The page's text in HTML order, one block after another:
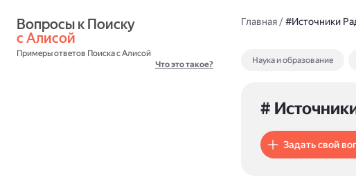
с Алисой
Примеры ответов Поиска с Алисой
Что это такое?
Главная/#Источники
Наука и образование
#
Задать свой